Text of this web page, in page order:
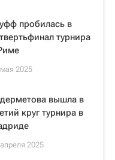
пробилась в
турнира
2025
вышла в
круг турнира в
2025